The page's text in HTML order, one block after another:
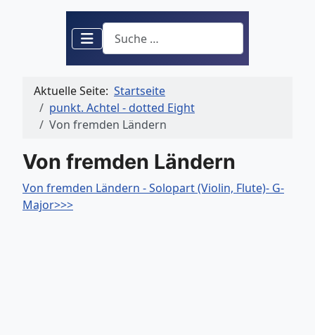
Suchen
Aktuelle Seite: Startseite
punkt. Achtel - dotted Eight
Von fremden Ländern
Von fremden Ländern
Von fremden Ländern - Solopart (Violin, Flute)- G-
Major>>>